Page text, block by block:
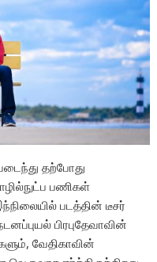
தற்போது
பணிகள்
படத்தின் டீசர்
பிரபுதேவாவின்
வேதிகாவின்